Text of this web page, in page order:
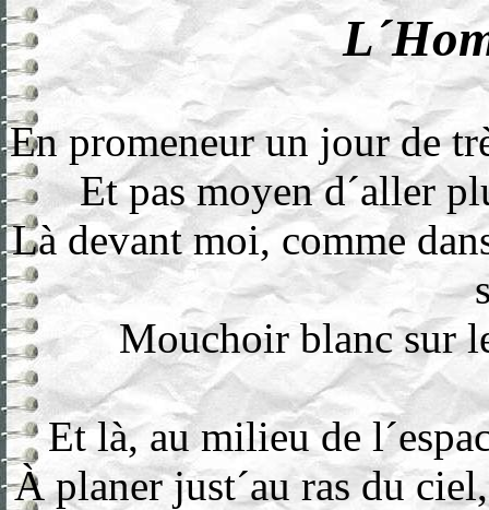
En promeneur un jour de
Et pas moyen d´aller
Là devant moi, comme
Mouchoir blanc sur
Et là, au milieu de
À planer just´au ras du